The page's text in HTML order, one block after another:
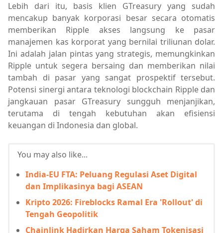
Lebih dari itu, basis klien GTreasury yang sudah
mencakup banyak korporasi besar secara otomatis
memberikan Ripple akses langsung ke pasar
manajemen kas korporat yang bernilai triliunan dolar.
Ini adalah jalan pintas yang strategis, memungkinkan
Ripple untuk segera bersaing dan memberikan nilai
tambah di pasar yang sangat prospektif tersebut.
Potensi sinergi antara teknologi blockchain Ripple dan
jangkauan pasar GTreasury sungguh menjanjikan,
terutama di tengah kebutuhan akan efisiensi
keuangan di Indonesia dan global.
You may also like...
India-EU FTA: Peluang Regulasi Aset Digital
dan Implikasinya bagi ASEAN
Kripto 2026: Fireblocks Ramal Era 'Rollout' di
Tengah Geopolitik
Chainlink Hadirkan Harga Saham Tokenisasi